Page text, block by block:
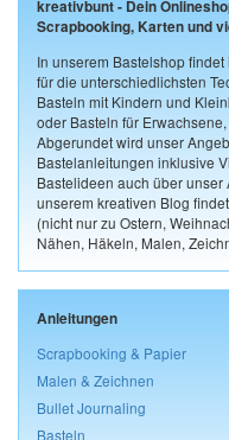
kreativbunt - Dein
Scrapbooking, Karten und
In unserem Bastelshop
für die unterschiedlichsten
Basteln mit Kindern und
oder Basteln für
Abgerundet wird unser
Bastelanleitungen inklusive
Bastelideen auch über
unserem kreativen Blog
(nicht nur zu Ostern,
Nähen, Häkeln, Malen,
Anleitungen
Scrapbooking & Papier
Malen & Zeichnen
Bullet Journaling
Basteln